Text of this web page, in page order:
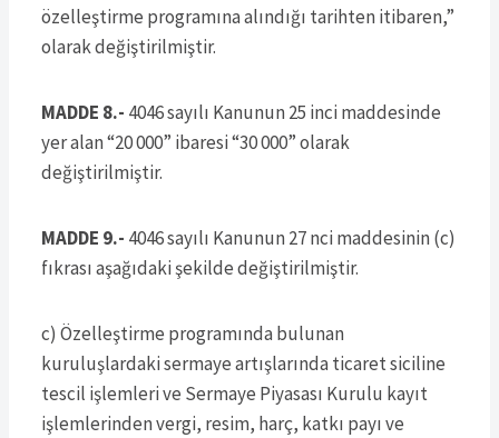
özelleştirme programına alındığı tarihten itibaren,”
olarak değiştirilmiştir.
MADDE 8.- 4046 sayılı Kanunun 25 inci maddesinde
yer alan “20 000” ibaresi “30 000” olarak
değiştirilmiştir.
MADDE 9.- 4046 sayılı Kanunun 27 nci maddesinin (c)
fıkrası aşağıdaki şekilde değiştirilmiştir.
c) Özelleştirme programında bulunan
kuruluşlardaki sermaye artışlarında ticaret siciline
tescil işlemleri ve Sermaye Piyasası Kurulu kayıt
işlemlerinden vergi, resim, harç, katkı payı ve